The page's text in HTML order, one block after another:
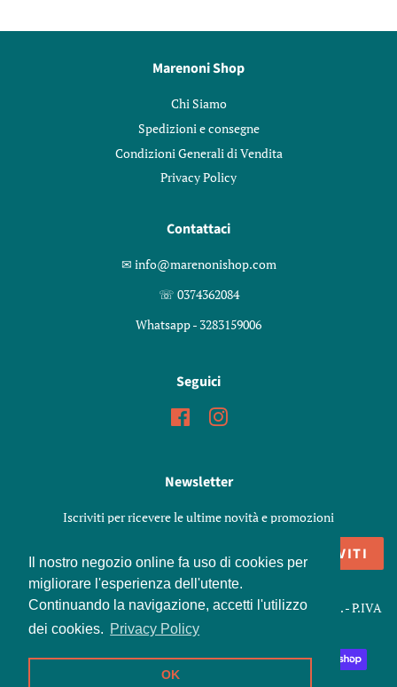
Il nostro negozio online fa uso di cookies per
migliorare l'esperienza dell'utente.
Continuando la navigazione, accetti l'utilizzo
dei cookies. Privacy Policy
OK
Marenoni Shop
Chi Siamo
Spedizioni e consegne
Condizioni Generali di Vendita
Privacy Policy
Contattaci
✉︎ info@marenonishop.com
☏ 0374362084
Whatsapp - 3283159006
Seguici
FacebookInstagram
Newsletter
Iscriviti per ricevere le ultime novità e promozioni
ISCRIVITI
Copyright © 2026,Marenoni Shop. Snc di Marenoni Elisa e C. - P.IVA
01426970198
Modalità